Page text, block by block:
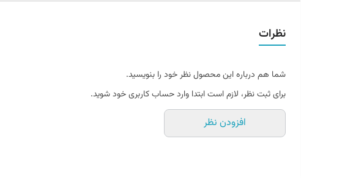
نظرات
شما هم درباره این محصول نظر خود را بنویسید.
برای ثبت نظر، لازم است ابتدا وارد حساب کاربری خود شوید.
افزودن نظر